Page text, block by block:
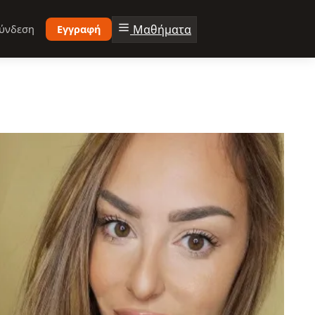
Εγγραφή Μαθήματα